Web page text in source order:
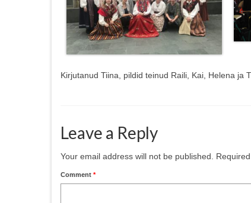
Kirjutanud Tiina, pildid teinud Raili, Kai, Helena ja
Leave a Reply
Your email address will not be published.
Comment *